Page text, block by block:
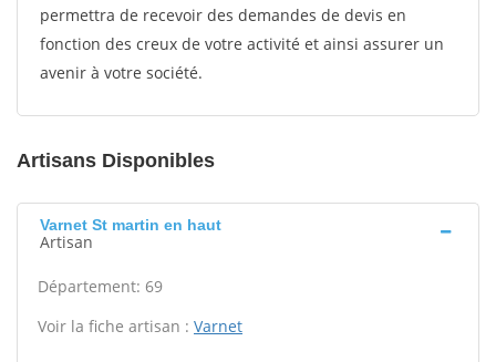
permettra de recevoir des demandes de devis en
fonction des creux de votre activité et ainsi assurer un
avenir à votre société.
Artisans Disponibles
Varnet St martin en haut
Artisan
Département: 69
Voir la fiche artisan : Varnet